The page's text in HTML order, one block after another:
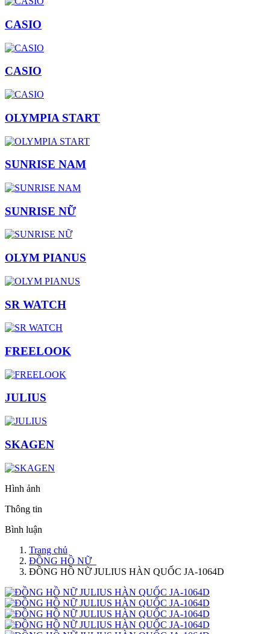
CASIO
CASIO
OLYMPIA START
SUNRISE NAM
SUNRISE NỮ
OLYM PIANUS
SR WATCH
FREELOOK
JULIUS
SKAGEN
Hình ảnh
Thông tin
Bình luận
Trang chủ
ĐỒNG HỒ NỮ
ĐỒNG HỒ NỮ JULIUS HÀN QUỐC JA-1064D